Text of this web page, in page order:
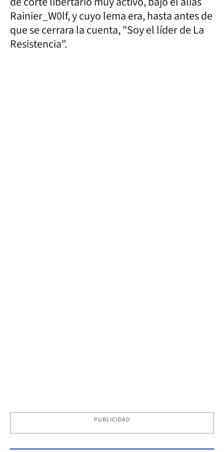
Rainier_W0lf, y cuyo lema era, hasta antes de
que se cerrara la cuenta, "Soy el líder de La
Resistencia".
PUBLICIDAD